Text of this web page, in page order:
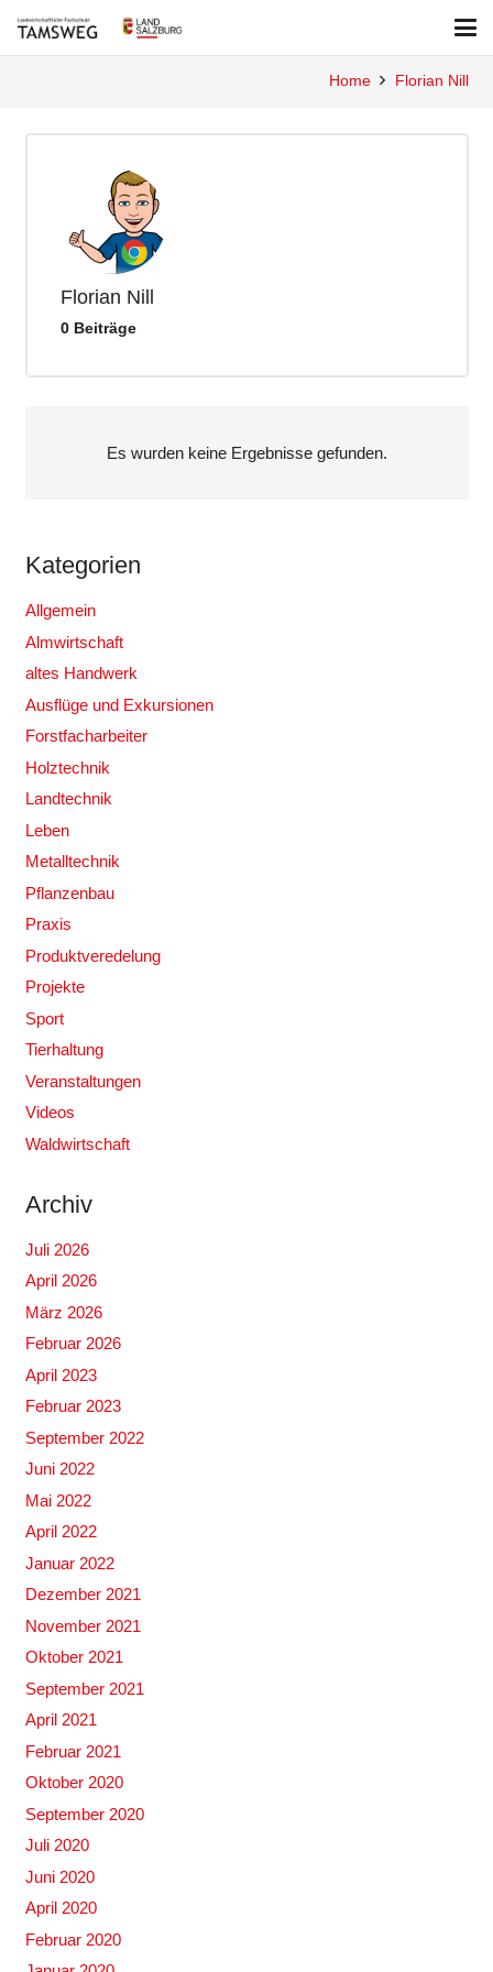
Home Florian Nill
Florian Nill
0 Beiträge
Es wurden keine Ergebnisse gefunden.
Kategorien
Allgemein
Almwirtschaft
altes Handwerk
Ausflüge und Exkursionen
Forstfacharbeiter
Holztechnik
Landtechnik
Leben
Metalltechnik
Pflanzenbau
Praxis
Produktveredelung
Projekte
Sport
Tierhaltung
Veranstaltungen
Videos
Waldwirtschaft
Archiv
Juli 2026
April 2026
März 2026
Februar 2026
April 2023
Februar 2023
September 2022
Juni 2022
Mai 2022
April 2022
Januar 2022
Dezember 2021
November 2021
Oktober 2021
September 2021
April 2021
Februar 2021
Oktober 2020
September 2020
Juli 2020
Juni 2020
April 2020
Februar 2020